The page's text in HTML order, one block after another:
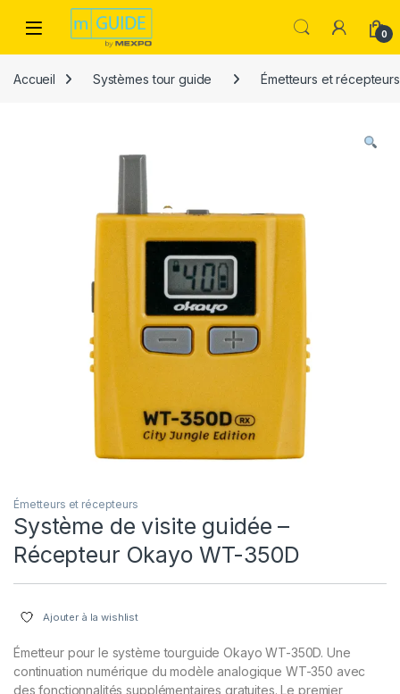
Skip to navigation
Skip to content
Open 0
Accueil Systèmes tour guide Émetteurs et récepteurs
Émetteurs et récepteurs
Système de visite guidée –
Récepteur Okayo WT-350D
Ajouter à la wishlist
Émetteur pour le système tourguide Okayo WT-350D. Une
continuation numérique du modèle analogique WT-350 avec
des fonctionnalités supplémentaires gratuites. Le premier